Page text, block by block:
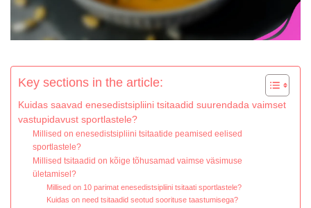
Key sections in the article:
Kuidas saavad enesedistsipliini tsitaadid suurendada vaimset
vastupidavust sportlastele?
Millised on enesedistsipliini tsitaatide peamised eelised
sportlastele?
Millised tsitaadid on kõige tõhusamad vaimse väsimuse
ületamisel?
Millised on 10 parimat enesedistsipliini tsitaati sportlastele?
Kuidas on need tsitaadid seotud soorituse taastumisega?